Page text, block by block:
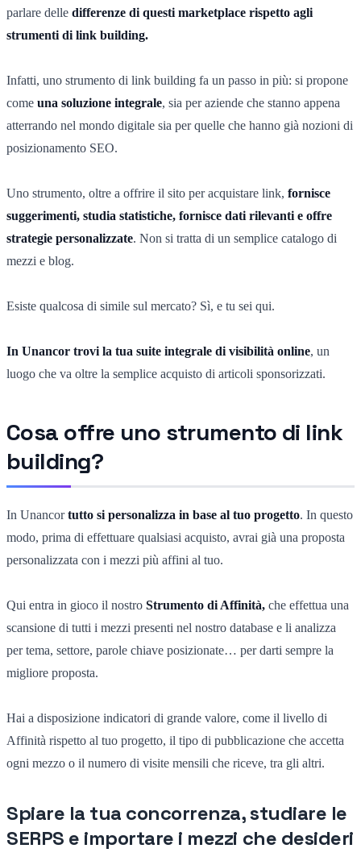
parlare delle differenze di questi marketplace rispetto agli
strumenti di link building.
Infatti, uno strumento di link building fa un passo in più: si propone
come una soluzione integrale, sia per aziende che stanno appena
atterrando nel mondo digitale sia per quelle che hanno già nozioni di
posizionamento SEO.
Uno strumento, oltre a offrire il sito per acquistare link, fornisce
suggerimenti, studia statistiche, fornisce dati rilevanti e offre
strategie personalizzate. Non si tratta di un semplice catalogo di
mezzi e blog.
Esiste qualcosa di simile sul mercato? Sì, e tu sei qui.
In Unancor trovi la tua suite integrale di visibilità online, un
luogo che va oltre la semplice acquisto di articoli sponsorizzati.
Cosa offre uno strumento di link
building?
In Unancortutto si personalizza in base al tuo progetto. In questo
modo, prima di effettuare qualsiasi acquisto, avrai già una proposta
personalizzata con i mezzi più affini al tuo.
Qui entra in gioco il nostro Strumento di Affinità, che effettua una
scansione di tutti i mezzi presenti nel nostro database e li analizza
per tema, settore, parole chiave posizionate… per darti sempre la
migliore proposta.
Hai a disposizione indicatori di grande valore, come il livello di
Affinità rispetto al tuo progetto, il tipo di pubblicazione che accetta
ogni mezzo o il numero di visite mensili che riceve, tra gli altri.
Spiare la tua concorrenza, studiare le
SERPS e importare i mezzi che desideri